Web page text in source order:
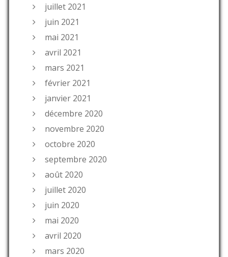
juillet 2021
juin 2021
mai 2021
avril 2021
mars 2021
février 2021
janvier 2021
décembre 2020
novembre 2020
octobre 2020
septembre 2020
août 2020
juillet 2020
juin 2020
mai 2020
avril 2020
mars 2020